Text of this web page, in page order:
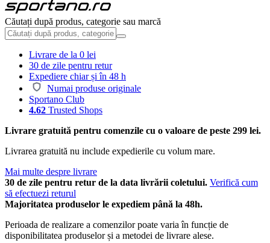
Căutați după produs, categorie sau marcă
Livrare de la 0 lei
30 de zile pentru retur
Expediere chiar și în 48 h
Numai produse originale
Sportano Club
4.62 Trusted Shops
Livrare gratuită pentru comenzile cu o valoare de peste 299 lei.
Livrarea gratuită nu include expedierile cu volum mare.
Mai multe despre livrare
30 de zile pentru retur de la data livrării coletului. Verifică cum
să efectuezi returul
Majoritatea produselor le expediem până la 48h.
Perioada de realizare a comenzilor poate varia în funcție de
disponibilitatea produselor și a metodei de livrare alese.